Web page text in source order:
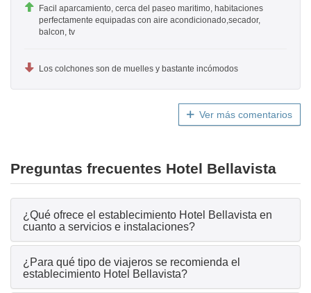
Facil aparcamiento, cerca del paseo maritimo, habitaciones
perfectamente equipadas con aire acondicionado,secador,
balcon, tv
Los colchones son de muelles y bastante incómodos
Ver más comentarios
Preguntas frecuentes Hotel Bellavista
¿Qué ofrece el establecimiento Hotel Bellavista en
cuanto a servicios e instalaciones?
¿Para qué tipo de viajeros se recomienda el
establecimiento Hotel Bellavista?